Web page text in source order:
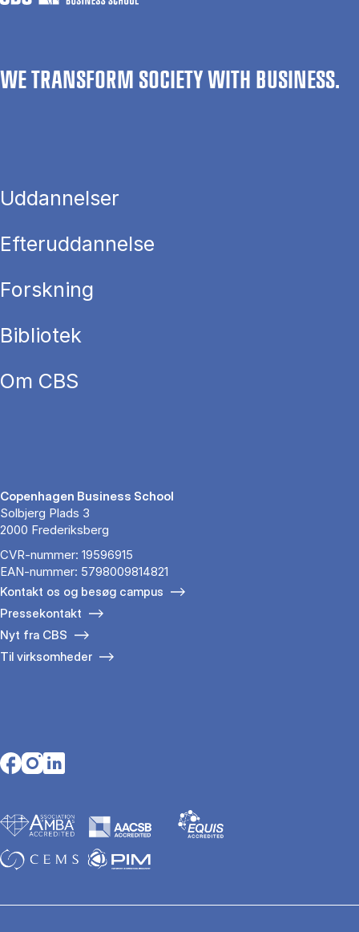
WE TRANSFORM SOCIETY WITH BUSINESS.
Uddannelser
Efteruddannelse
Forskning
Bibliotek
Om CBS
Copenhagen Business School
Solbjerg Plads 3
2000 Frederiksberg
CVR-nummer: 19596915
EAN-nummer: 5798009814821
Kontakt os og besøg campus
Pressekontakt
Nyt fra CBS
Til virksomheder
Opens in a new tab
Opens in a new tab
Opens in a new tab